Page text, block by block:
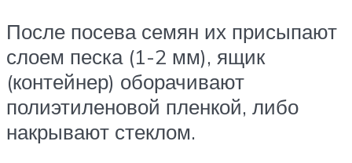
После посева семян их присыпают
слоем песка (1-2 мм), ящик
(контейнер) оборачивают
полиэтиленовой пленкой, либо
накрывают стеклом.